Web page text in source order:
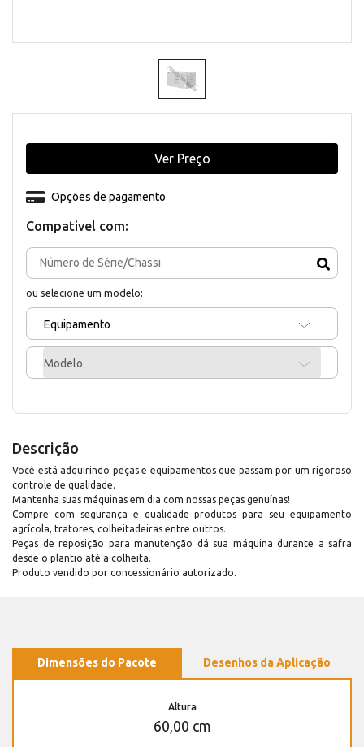
Compativel com:
ou selecione um modelo:
Equipamento
Modelo
Opções de pagamento
Ver Preço
Descrição
Você está adquirindo peças e equipamentos que passam por um rigoroso
controle de qualidade.
Mantenha suas máquinas em dia com nossas peças genuínas!
Compre com segurança e qualidade produtos para seu equipamento
agrícola, tratores, colheitadeiras entre outros.
Peças de reposição para manutenção dá sua máquina durante a safra
desde o plantio até a colheita.
Produto vendido por concessionário autorizado.
Dimensões do Pacote Desenhos da Aplicação
Altura
60,00 cm